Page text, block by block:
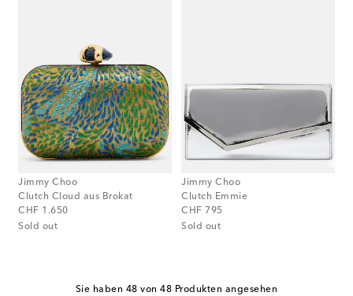
Jimmy Choo
Clutch Cloud aus Brokat
CHF 1.650
original price
Sold out
Jimmy Choo
Clutch Emmie
CHF 795
original price
Sold out
Sie haben 48 von 48 Produkten angesehen